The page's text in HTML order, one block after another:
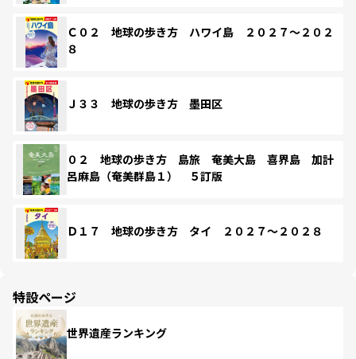
Ｃ０２ 地球の歩き方 ハワイ島 ２０２７～２０２
８
Ｊ３３ 地球の歩き方 墨田区
０２ 地球の歩き方 島旅 奄美大島 喜界島 加計
呂麻島（奄美群島１） ５訂版
Ｄ１７ 地球の歩き方 タイ ２０２７～２０２８
特設ページ
世界遺産ランキング